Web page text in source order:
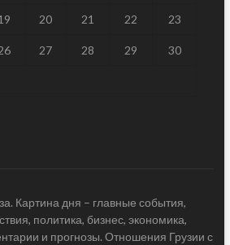
20 21 22 23
27 28 29 30
Картина дня – главные события,
политика, бизнес, экономика,
и прогнозы. Отношения Грузии с